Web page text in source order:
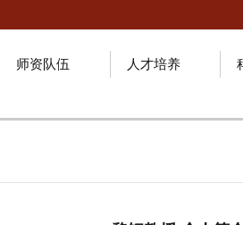
师资队伍 人才培养